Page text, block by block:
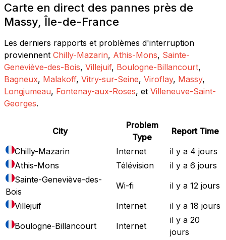
Carte en direct des pannes près de
Massy, Île-de-France
Les derniers rapports et problèmes d'interruption
proviennent Chilly-Mazarin, Athis-Mons, Sainte-
Geneviève-des-Bois, Villejuif, Boulogne-Billancourt,
Bagneux, Malakoff, Vitry-sur-Seine, Viroflay, Massy,
Longjumeau, Fontenay-aux-Roses, et Villeneuve-Saint-
Georges.
City
Problem
Type
Report Time
Chilly-Mazarin
Internet
il y a 4 jours
Athis-Mons
Télévision
il y a 6 jours
Sainte-Geneviève-des-
Bois
Wi-fi
il y a 12 jours
Villejuif
Internet
il y a 18 jours
Boulogne-Billancourt
Internet
il y a 20
jours